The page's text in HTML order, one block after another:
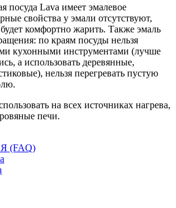
посуда Lava имеет эмалевое
свойства у эмали отсутствуют,
комфортно жарить. Также эмаль
по краям посуды нельзя
кухонными инструментами (лучше
а использовать деревянные,
нельзя перегревать пустую
на всех источниках нагрева,
печи.
(FAQ)